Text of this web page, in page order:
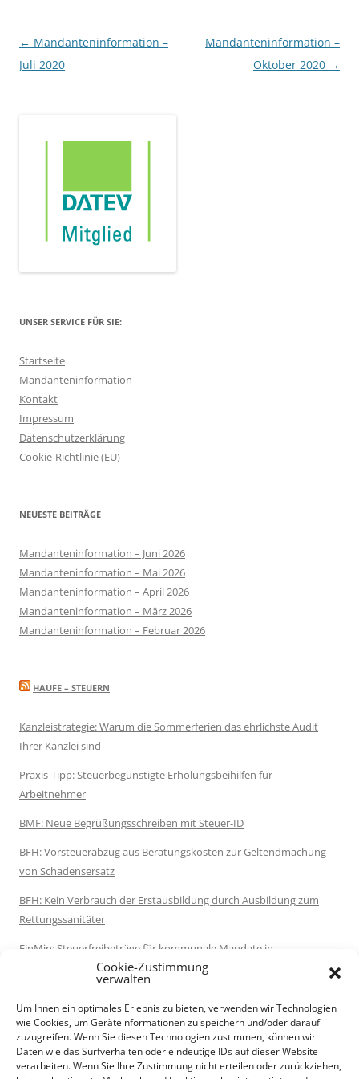
Cookie-Zustimmung
verwalten
Um Ihnen ein optimales Erlebnis zu bieten, verwenden wir Technologien
wie Cookies, um Geräteinformationen zu speichern und/oder darauf
zuzugreifen. Wenn Sie diesen Technologien zustimmen, können wir
Daten wie das Surfverhalten oder eindeutige IDs auf dieser Website
verarbeiten. Wenn Sie Ihre Zustimmung nicht erteilen oder zurückziehen,
Beitragsnavigation
← Mandanteninformation –
Juli 2020
Mandanteninformation –
Oktober 2020 →
UNSER SERVICE FÜR SIE:
Startseite
Mandanteninformation
Kontakt
Impressum
Datenschutzerklärung
Cookie-Richtlinie (EU)
NEUESTE BEITRÄGE
Mandanteninformation – Juni 2026
Mandanteninformation – Mai 2026
Mandanteninformation – April 2026
Mandanteninformation – März 2026
Mandanteninformation – Februar 2026
HAUFE – STEUERN
Kanzleistrategie: Warum die Sommerferien das ehrlichste Audit
Ihrer Kanzlei sind
Praxis-Tipp: Steuerbegünstigte Erholungsbeihilfen für
Arbeitnehmer
BMF: Neue Begrüßungsschreiben mit Steuer-ID
BFH: Vorsteuerabzug aus Beratungskosten zur Geltendmachung
von Schadensersatz
BFH: Kein Verbrauch der Erstausbildung durch Ausbildung zum
Rettungssanitäter
FinMin: Steuerfreibeträge für kommunale Mandate in
selbst beschaffter Stoffe
BVerfG: Mündliche Verhandlungen zur Verfassungsmäßigkeit der
Erbschaftsteuer